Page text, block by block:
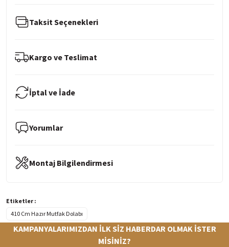
Taksit Seçenekleri
Kargo ve Teslimat
İptal ve İade
Yorumlar
Montaj Bilgilendirmesi
Etiketler :
410 Cm Hazır Mutfak Dolabı
KAMPANYALARIMIZDAN İLK SİZ HABERDAR OLMAK İSTER
MİSİNİZ?